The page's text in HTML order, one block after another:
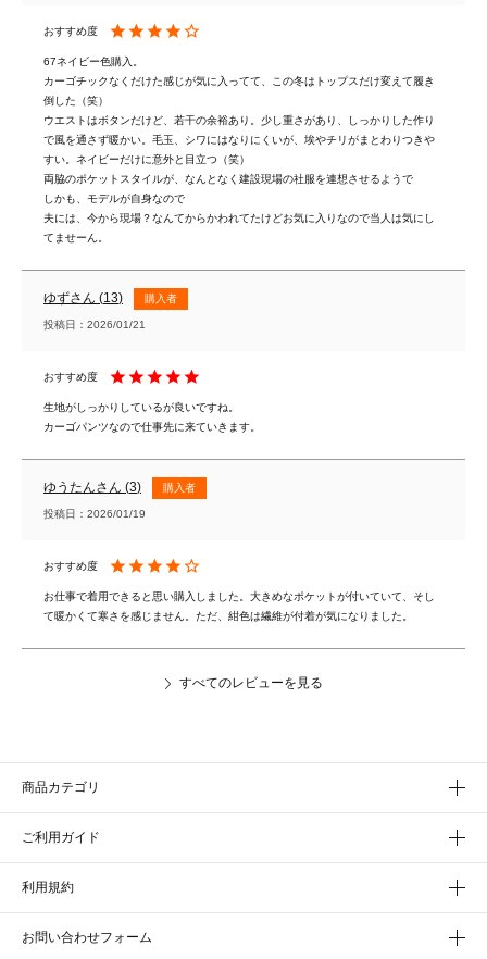
67ネイビー色購入。
カーゴチックなくだけた感じが気に入ってて、この冬はトップスだけ変えて履き
倒した（笑）
ウエストはボタンだけど、若干の余裕あり。少し重さがあり、しっかりした作り
で風を通さず暖かい。毛玉、シワにはなりにくいが、埃やチリがまとわりつきや
すい。ネイビーだけに意外と目立つ（笑）
両脇のポケットスタイルが、なんとなく建設現場の社服を連想させるようで
しかも、モデルが自身なので
夫には、今から現場？なんてからかわれてたけどお気に入りなので当人は気にし
てませーん。
ゆず 13 購入者
投稿日 2026/01/21
生地がしっかりしているが良いですね。
カーゴパンツなので仕事先に来ていきます。
ゆうたん 3 購入者
投稿日 2026/01/19
お仕事で着用できると思い購入しました。大きめなポケットが付いていて、そし
て暖かくて寒さを感じません。ただ、紺色は繊維が付着が気になりました。
すべてのレビューを見る
商品カテゴリ
ご利用ガイド
利用規約
お問い合わせフォーム